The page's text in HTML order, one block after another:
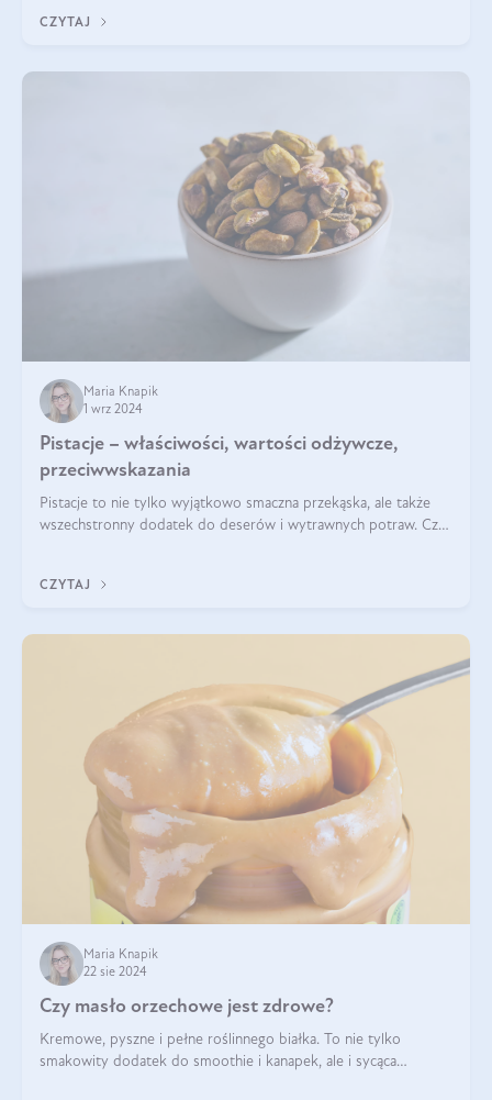
CZYTAJ
Maria Knapik
1 wrz 2024
Pistacje – właściwości, wartości odżywcze,
przeciwwskazania
Pistacje to nie tylko wyjątkowo smaczna przekąska, ale także
wszechstronny dodatek do deserów i wytrawnych potraw. Czy
CZYTAJ
Maria Knapik
22 sie 2024
Czy masło orzechowe jest zdrowe?
Kremowe, pyszne i pełne roślinnego białka. To nie tylko
smakowity dodatek do smoothie i kanapek, ale i sycąca